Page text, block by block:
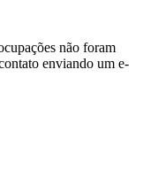
não foram
enviando um e-